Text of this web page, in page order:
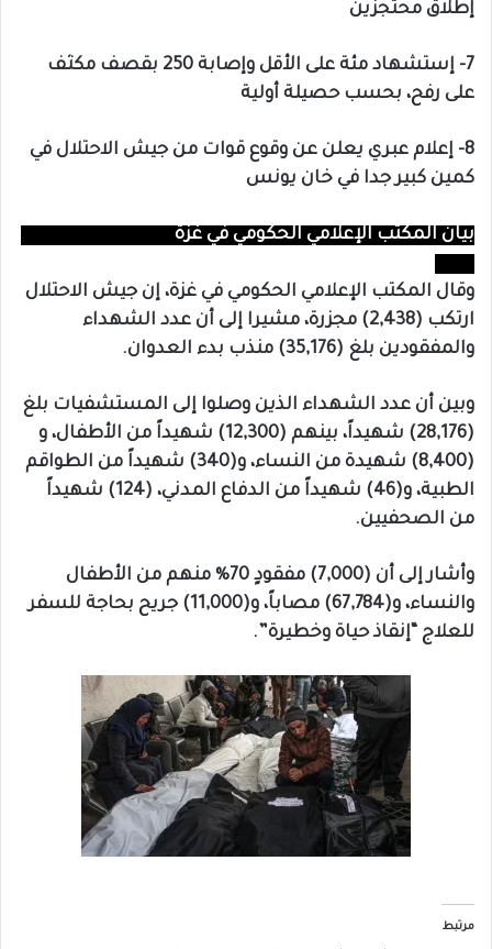
إطلاق محتجزين
7- إستشهاد مئة على الأقل وإصابة 250 بقصف مكثف
على رفح، بحسب حصيلة أولية
8- إعلام عبري يعلن عن وقوع قوات من جيش الاحتلال في
كمين كبير جدا في خان يونس
بيان المكتب الإعلامي الحكومي في غزة
وقال المكتب الإعلامي الحكومي في غزة، إن جيش الاحتلال
ارتكب (2,438) مجزرة، مشيرا إلى أن عدد الشهداء
والمفقودين بلغ (35,176) منذب بدء العدوان.
وبين أن عدد الشهداء الذين وصلوا إلى المستشفيات بلغ
(28,176) شهيداً، بينهم (12,300) شهيداً من الأطفال، و
(8,400) شهيدة من النساء، و(340) شهيداً من الطواقم
الطبية، و(46) شهيداً من الدفاع المدني، (124) شهيداً
من الصحفيين.
وأشار إلى أن (7,000) مفقودٍ 70% منهم من الأطفال
والنساء، و(67,784) مصاباً، و(11,000) جريح بحاجة للسفر
للعلاج “إنقاذ حياة وخطيرة”.
مرتبط